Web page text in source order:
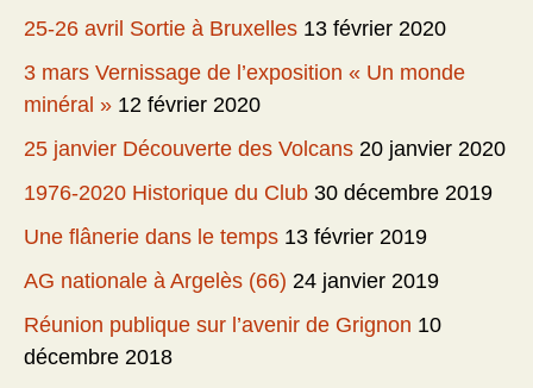
25-26 avril Sortie à Bruxelles 13 février 2020
3 mars Vernissage de l’exposition « Un monde
minéral » 12 février 2020
25 janvier Découverte des Volcans 20 janvier 2020
1976-2020 Historique du Club 30 décembre 2019
Une flânerie dans le temps 13 février 2019
AG nationale à Argelès (66) 24 janvier 2019
Réunion publique sur l’avenir de Grignon 10
décembre 2018